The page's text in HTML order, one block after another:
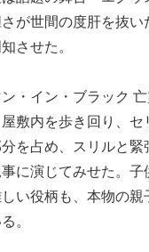
が世間の度肝を抜
させた。
・イン・ブラック 亡
敷内を歩き回り、セ
を占め、スリルと緊
に演じてみせた。子
い役柄も、本物の親
。